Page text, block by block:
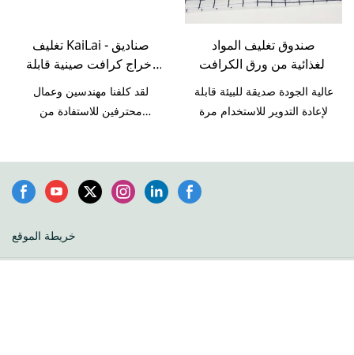
الأخرى.
الجاهزة التي تلبي احتياجات
تغليف KaiLai - صناديق
إخراج كرافت صينية قابلة
للتحلل بيولوجيًا
لقد كلفنا مهندسين وعمال
محترفين للاستفادة من
العديد من المجالات بما في ذلك
صندوق تغليف المواد
الغذائية من ورق الكرافت
عالي الجودة وصديق للبيئة
وقابل لإعادة التدوير -
صندوق كعك مخصص للهدايا
عالية الجودة صديقة للبيئة قابلة
لإعادة التدوير للاستخدام مرة
خريطة الموقع